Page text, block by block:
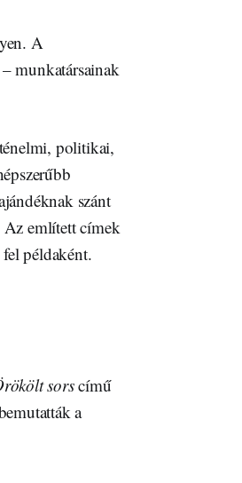
A
munkatársainak
politikai,
szánt
említett címek
példaként.
sorscímű
a